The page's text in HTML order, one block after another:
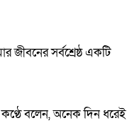
সর্বশ্রেষ্ঠ একটি
কণ্ঠে বলেন, অনেক দিন ধরেই